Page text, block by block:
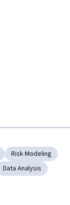
Risk Modeling
Data Analysis